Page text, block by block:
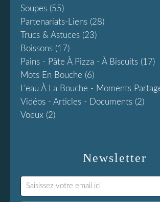
Newsletter
Soupes (55)
Partenariats-Liens (28)
Trucs & Astuces (23)
Boissons (17)
Pains - Pâte À Pizza - À Biscuits (17)
Mots En Bouche (6)
L'eau À La Bouche - Moments
Vidéos - Articles - Documents (2)
Voeux (2)